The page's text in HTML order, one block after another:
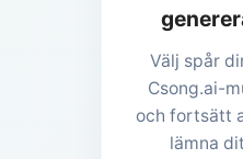
Välj spår
Csong.ai-
och fortsätt
lämna